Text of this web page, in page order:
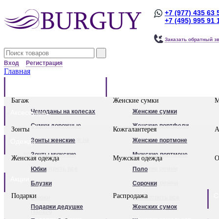
+7 (977) 435 63
+7 (495) 995 91
Заказать обратный
Вход Регистрация
Главная
Багаж
Чемоданы на колесах
Сумки дорожные
Сумки дорожные на
колесах.
Сумки - тележки
хозяйственные
Бьюти - кейсы
Кейс-пилоты
Женские сумки
Женские сумки
Женские портфели
Клатчи
Женские рюкзаки
Посмотреть все
Аксессуары
Зонты
Зонты женские
Зонты мужские
Посмотреть все
Кожгалантерея
Женские портмоне
Мужские портмоне
Женские ремни
Мужские ремни
Обложки для
автодокументов
Одежда
Женская одежда
Юбки
Блузки
Брюки
Пальто
Мужская одежда
Поло
Сорочки
Посмотреть все
Подарки
Подарки дедушке
Распродажа
Женских сумок